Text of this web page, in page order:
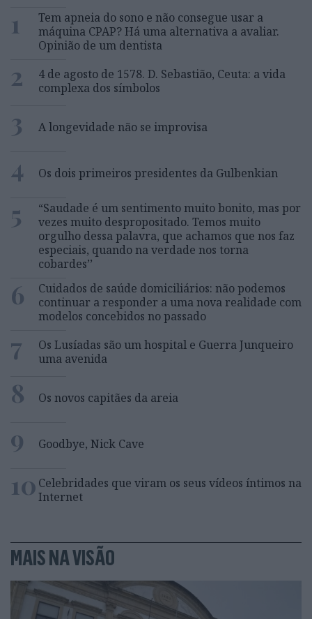
1
Tem apneia do sono e não consegue usar a
máquina CPAP? Há uma alternativa a avaliar.
Opinião de um dentista
2
4 de agosto de 1578. D. Sebastião, Ceuta: a vida
complexa dos símbolos
3 A longevidade não se improvisa
4 Os dois primeiros presidentes da Gulbenkian
5
“Saudade é um sentimento muito bonito, mas por
vezes muito despropositado. Temos muito
orgulho dessa palavra, que achamos que nos faz
especiais, quando na verdade nos torna
cobardes’’
6
Cuidados de saúde domiciliários: não podemos
continuar a responder a uma nova realidade com
modelos concebidos no passado
7
Os Lusíadas são um hospital e Guerra Junqueiro
uma avenida
8 Os novos capitães da areia
9 Goodbye, Nick Cave
10 Celebridades que viram os seus vídeos íntimos na
Internet
MAIS NA VISÃO